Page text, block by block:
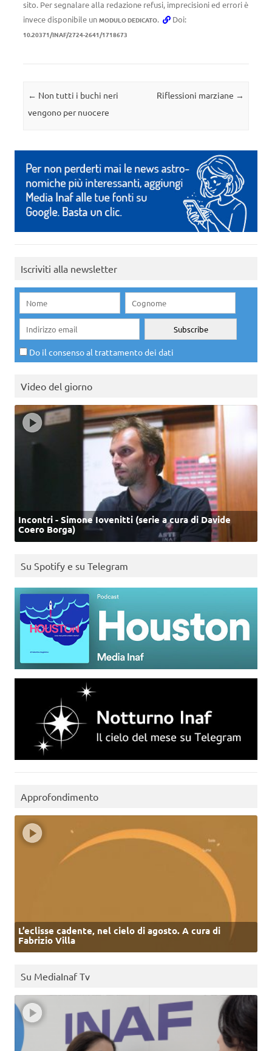
sito. Per segnalare alla redazione refusi, imprecisioni ed errori è
invece disponibile un MODULO DEDICATO. Doi:
10.20371/INAF/2724-2641/1718673
Navigazione articolo
← Non tutti i buchi neri
vengono per nuocere
Riflessioni marziane →
Iscriviti alla newsletter
Do il consenso al trattamento dei dati
Video del giorno
Incontri - Simone Iovenitti (serie a cura di Davide
Coero Borga)
Su Spotify e su Telegram
Approfondimento
L’eclisse cadente, nel cielo di agosto. A cura di
Fabrizio Villa
Su MediaInaf Tv